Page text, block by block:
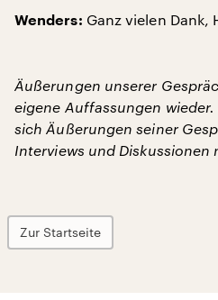
Wenders: Ganz vielen Dank,
Äußerungen unserer
eigene Auffassungen
sich Äußerungen seiner
Interviews und Diskussionen
Zur Startseite